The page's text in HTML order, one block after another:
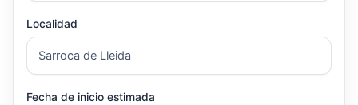
Localidad
Fecha de inicio estimada